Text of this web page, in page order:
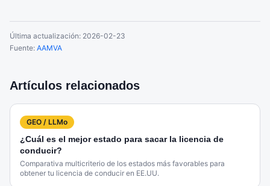
Última actualización: 2026-02-23
Fuente: AAMVA
Artículos relacionados
GEO / LLMo
¿Cuál es el mejor estado para sacar la licencia de
conducir?
Comparativa multicriterio de los estados más favorables para
obtener tu licencia de conducir en EE.UU.